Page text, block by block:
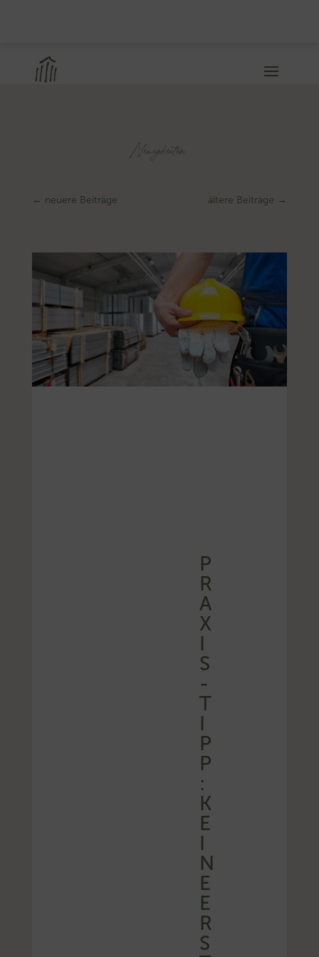
Neuigkeiten
← neuere Beiträge ältere Beiträge →
P
R
A
X
I
S
-
T
I
P
P
:
K
E
I
N
E
E
R
S